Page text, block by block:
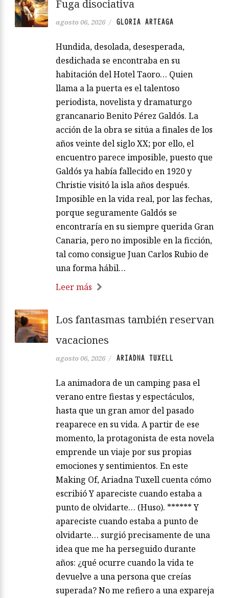
Fuga disociativa
agosto 06, 2026 / GLORIA ARTEAGA
Hundida, desolada, desesperada,
desdichada se encontraba en su
habitación del Hotel Taoro… Quien
llama a la puerta es el talentoso
periodista, novelista y dramaturgo
grancanario Benito Pérez Galdós. La
acción de la obra se sitúa a finales de los
años veinte del siglo XX; por ello, el
encuentro parece imposible, puesto que
Galdós ya había fallecido en 1920 y
Christie visitó la isla años después.
Imposible en la vida real, por las fechas,
porque seguramente Galdós se
encontraría en su siempre querida Gran
Canaria, pero no imposible en la ficción,
tal como consigue Juan Carlos Rubio de
una forma hábil…
Leer más
Los fantasmas también reservan
vacaciones
agosto 06, 2026 / ARIADNA TUXELL
La animadora de un camping pasa el
verano entre fiestas y espectáculos,
hasta que un gran amor del pasado
reaparece en su vida. A partir de ese
momento, la protagonista de esta novela
emprende un viaje por sus propias
emociones y sentimientos. En este
Making Of, Ariadna Tuxell cuenta cómo
escribió Y apareciste cuando estaba a
punto de olvidarte… (Huso). ****** Y
apareciste cuando estaba a punto de
olvidarte… surgió precisamente de una
idea que me ha perseguido durante
años: ¿qué ocurre cuando la vida te
devuelve a una persona que creías
superada? No me refiero a una expareja